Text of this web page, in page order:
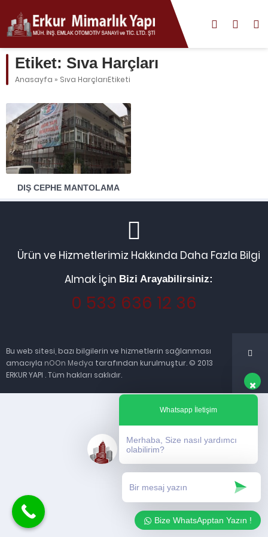
Whatsapp İletişim
Merhaba, Size nasıl yardımcı
olabilirim?
Bize WhatsApptan Yazın !
Etiket: Sıva Harçları
Anasayfa » Sıva HarçlarıEtiketi
DIŞ CEPHE MANTOLAMA
Ürün ve Hizmetlerimiz Hakkında Daha Fazla Bilgi
Almak İçin Bizi Arayabilirsiniz:
0 533 636 12 36
Bu web sitesi, bazı bilgilerin ve hizmetlerin sağlanması
amacıyla nOOn Medya tarafından kurulmuştur. © 2013
ERKUR YAPI . Tüm hakları saklıdır.